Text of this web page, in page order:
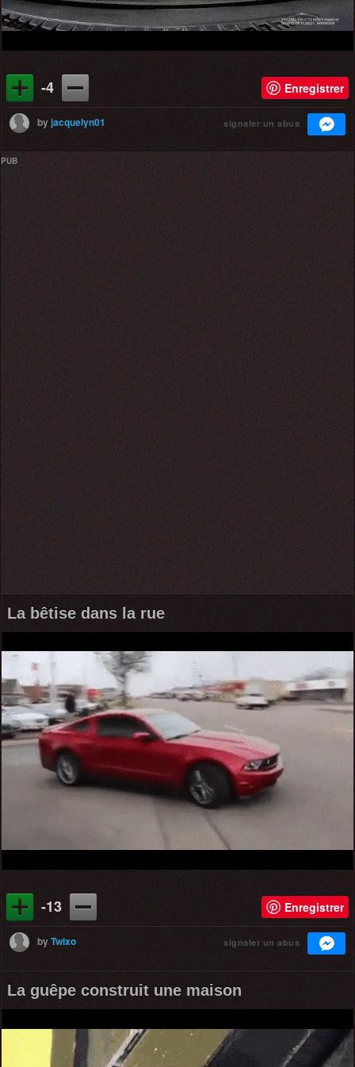
-4 Enregistrer
byjacquelyn01 signaler un abus
PUB
La bêtise dans la rue
-13 Enregistrer
byTwixo signaler un abus
La guêpe construit une maison